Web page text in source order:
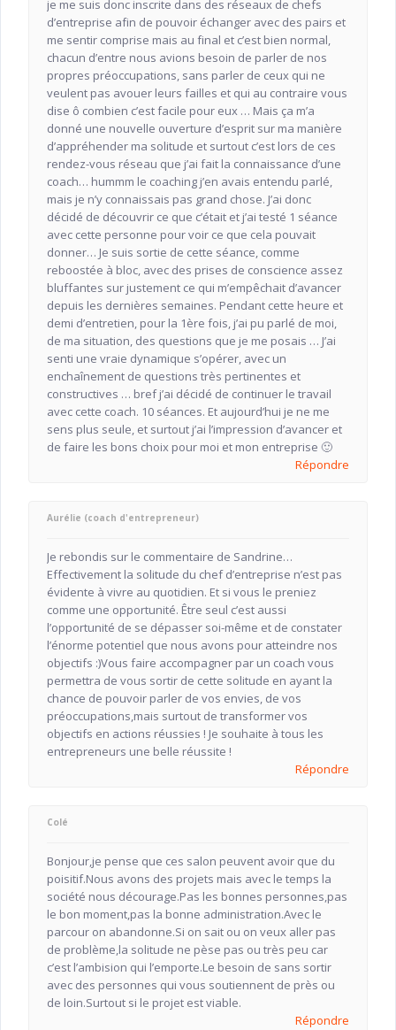
je me suis donc inscrite dans des réseaux de chefs
d’entreprise afin de pouvoir échanger avec des pairs et
me sentir comprise mais au final et c’est bien normal,
chacun d’entre nous avions besoin de parler de nos
propres préoccupations, sans parler de ceux qui ne
veulent pas avouer leurs failles et qui au contraire vous
dise ô combien c’est facile pour eux … Mais ça m’a
donné une nouvelle ouverture d’esprit sur ma manière
d’appréhender ma solitude et surtout c’est lors de ces
rendez-vous réseau que j’ai fait la connaissance d’une
coach… hummm le coaching j’en avais entendu parlé,
mais je n’y connaissais pas grand chose. J’ai donc
décidé de découvrir ce que c’était et j’ai testé 1 séance
avec cette personne pour voir ce que cela pouvait
donner… Je suis sortie de cette séance, comme
reboostée à bloc, avec des prises de conscience assez
bluffantes sur justement ce qui m’empêchait d’avancer
depuis les dernières semaines. Pendant cette heure et
demi d’entretien, pour la 1ère fois, j’ai pu parlé de moi,
de ma situation, des questions que je me posais … J’ai
senti une vraie dynamique s’opérer, avec un
enchaînement de questions très pertinentes et
constructives … bref j’ai décidé de continuer le travail
avec cette coach. 10 séances. Et aujourd’hui je ne me
sens plus seule, et surtout j’ai l’impression d’avancer et
de faire les bons choix pour moi et mon entreprise 🙂
Répondre
Aurélie (coach d'entrepreneur)
Je rebondis sur le commentaire de Sandrine…
Effectivement la solitude du chef d’entreprise n’est pas
évidente à vivre au quotidien. Et si vous le preniez
comme une opportunité. Être seul c’est aussi
l’opportunité de se dépasser soi-même et de constater
l’énorme potentiel que nous avons pour atteindre nos
objectifs :)Vous faire accompagner par un coach vous
permettra de vous sortir de cette solitude en ayant la
chance de pouvoir parler de vos envies, de vos
préoccupations,mais surtout de transformer vos
objectifs en actions réussies ! Je souhaite à tous les
entrepreneurs une belle réussite !
Répondre
Colé
Bonjour,je pense que ces salon peuvent avoir que du
poisitif.Nous avons des projets mais avec le temps la
société nous décourage.Pas les bonnes personnes,pas
le bon moment,pas la bonne administration.Avec le
parcour on abandonne.Si on sait ou on veux aller pas
de problème,la solitude ne pèse pas ou très peu car
c’est l’ambision qui l’emporte.Le besoin de sans sortir
avec des personnes qui vous soutiennent de près ou
de loin.Surtout si le projet est viable.
Répondre